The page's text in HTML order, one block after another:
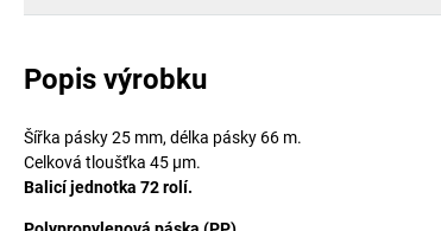
Popis výrobku
Šířka pásky 25 mm, délka pásky 66 m.
Celková tloušťka 45 µm.
Balicí jednotka 72 rolí.